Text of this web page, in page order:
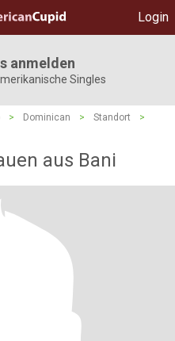
Login
anmelden
Singles
> Dominican > Standort
>
aus Bani